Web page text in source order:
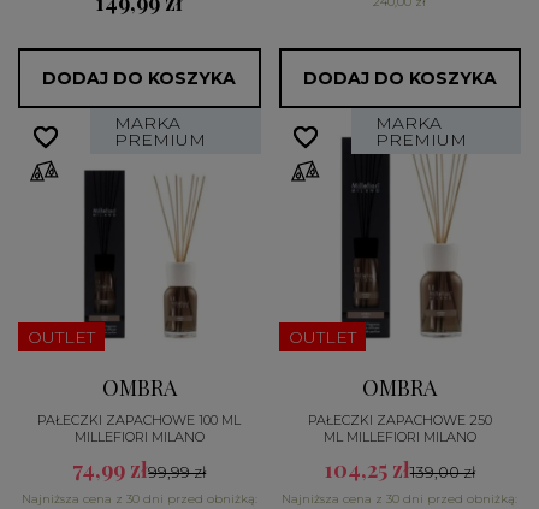
DODAJ DO KOSZYKA DODAJ DO KOSZYKA
MARKA
PREMIUM
OUTLET
OMBRA
PAŁECZKI ZAPACHOWE 100 ML
MILLEFIORI MILANO
74,99 zł99,99 zł
Najniższa cena z 30 dni przed obniżką:
favorite_border
favorite_border MARKA
PREMIUM
OUTLET
OMBRA
PAŁECZKI ZAPACHOWE 250
ML MILLEFIORI MILANO
104,25 zł139,00 zł
Najniższa cena z 30 dni przed obniżką:
favorite_border
favorite_border